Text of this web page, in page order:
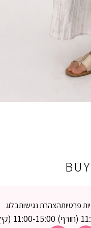
פרטיותהצהרת נגישותבלוג